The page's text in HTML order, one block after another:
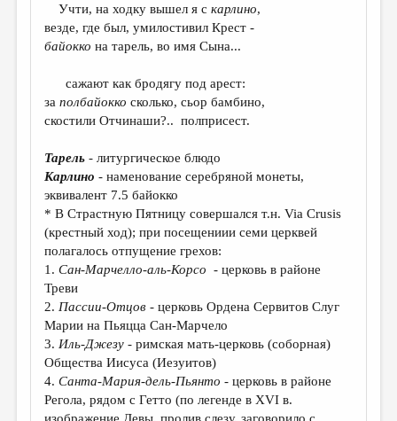
РЕДКОЛЛЕГИЯ
ОТ РЕДАКЦИИ
ЭССЕИСТИКА
КУЛЬТУРОВЕДЕНИЕ
ПУБЛИЦИСТИКА
РЕЦЕНЗИРОВАНИЕ
ЦИКЛЫ ПУБЛИКАЦИЙ
ТРЕДИАКОВСКИЙ
МЕДИА
ВКОНТАКТЕ
Учти, на ходку вышел я скарлино,
везде, где был, умилостивил Крест -
байокко на тарель, во имя Сына...
сажают как бродягу под арест:
заполбайокко сколько, сьор бамбино,
скостили Отчинаши?.. полприсест.
Тарель - литургическое блюдо
Карлино - наменование серебряной монеты,
эквивалент 7.5 байокко
* В Страстную Пятницу совершался т.н. Via Crusis
(крестный ход); при посещениии семи церквей
полагалось отпущение грехов:
1.Сан-Марчелло-аль-Корсо - церковь в районе
Треви
2. Пассии-Отцов - церковь Ордена Сервитов Слуг
Марии на Пьяцца Сан-Марчело
3. Иль-Джезу - римская мать-церковь (соборная)
Общества Иисуса (Иезуитов)
4.Санта-Мария-дель-Пьянто - церковь в районе
Регола, рядом с Гетто (по легенде в XVI в.
изображение Девы, пролив слезу, заговорило с